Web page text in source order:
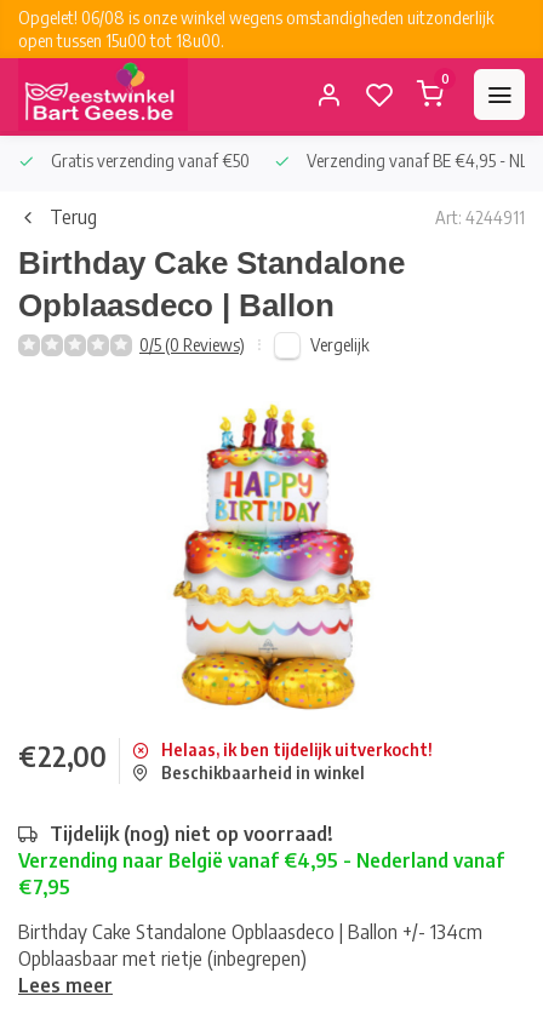
Opgelet! 06/08 is onze winkel wegens omstandigheden uitzonderlijk
open tussen 15u00 tot 18u00.
0
Gratis verzending vanaf €50 Verzending vanaf BE €4,95 - NL
Terug Art: 4244911
Birthday Cake Standalone
Opblaasdeco | Ballon
0/5 (0 Reviews) Vergelijk
€22,00
Helaas, ik ben tijdelijk uitverkocht!
Beschikbaarheid in winkel
Tijdelijk (nog) niet op voorraad!
Verzending naar België vanaf €4,95 - Nederland vanaf
€7,95
Birthday Cake Standalone Opblaasdeco | Ballon +/- 134cm
Opblaasbaar met rietje (inbegrepen)
Lees meer